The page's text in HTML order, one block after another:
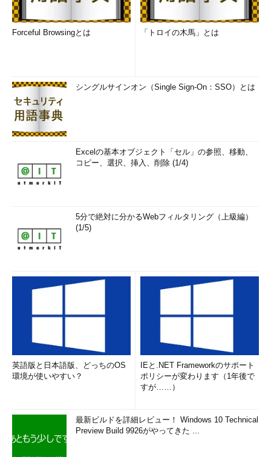
した。
フラッシュとHDDのTCOの差は急速に縮まってい
る。4年間のTCOのため不確定な要素が多いのは勘
2020年にはその差が7倍まで開くと予測している
（出典：Wikibon 2015 / Evolution of All-Flash A
rray Architectures）
Hadoopで今後改善される項目に、「メンテナンスリリースの継
続」「Java 8／9対応」「（GPGPUやフラッシュストレージなど
の新たなハードウェアの利用を意識した）さらなる高速な処理基
ータ分析の需要増を見越した積極的な導入支援も行っていく考え
Japan」が活用するデータ分析プラットフォームが示されまし
た。現状、RDBには「MySQL」（実質は、MySQLを改良した商
用DB「Percona」）や「Oracle Database」、データウェアハウ
スには「Teradata」、KVS（Key Value Store）には
果を高めるために「Open Compute Project（OCP）」に基づく
製品で構成した大規模なHadoop／Spark環境も広げていく予定
Forceful Browsingとは 「トロイの木馬」とは
シングルサインオン（Single Sign-On：SSO）とは
Excelの基本オブジェクト「セル」の参照、移動、
コピー、選択、挿入、削除 (1/4)
5分で絶対に分かるWebフィルタリング（上級編）
(1/5)
英語版と日本語版、どっちのOS
環境が使いやすい？
IEと.NET Frameworkのサポート
ポリシーが変わります（1年後で
すが……）
最新ビルドを詳細レビュー！ Windows 10 Technical
Preview Build 9926がやってきた ...